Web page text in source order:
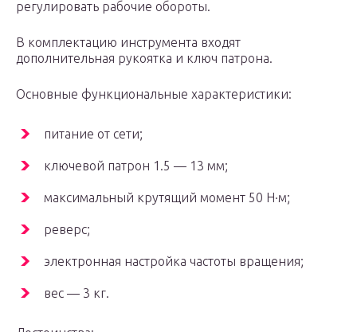
регулировать рабочие обороты.
В комплектацию инструмента входят
дополнительная рукоятка и ключ патрона.
Основные функциональные характеристики:
питание от сети;
ключевой патрон 1.5 — 13 мм;
максимальный крутящий момент 50 Н·м;
реверс;
электронная настройка частоты вращения;
вес — 3 кг.